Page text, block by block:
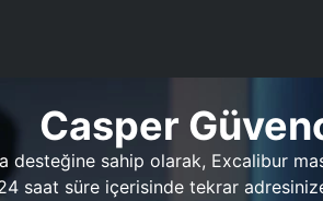
Casper
sahip olarak, Excalibur
24 saat süre içerisinde tekrar